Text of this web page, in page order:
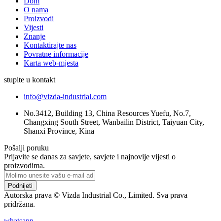
O nama
Proizvodi
Vijesti
Znanje
Kontaktirajte nas
Povratne informacije
Karta web-mjesta
stupite u kontakt
info@vizda-industrial.com
No.3412, Building 13, China Resources Yuefu, No.7,
Changxing South Street, Wanbailin District, Taiyuan City,
Shanxi Province, Kina
Pošalji poruku
Prijavite se danas za savjete, savjete i najnovije vijesti o
proizvodima.
Podnijeti
Autorska prava © Vizda Industrial Co., Limited. Sva prava
pridržana.